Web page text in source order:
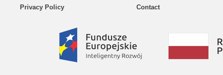
Privacy Policy Contact